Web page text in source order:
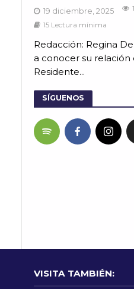
19 diciembre, 2025
15 Lectura mínima
Redacción: Regina
a conocer su relación
Residente...
SÍGUENOS
VISITA TAMBIÉN: